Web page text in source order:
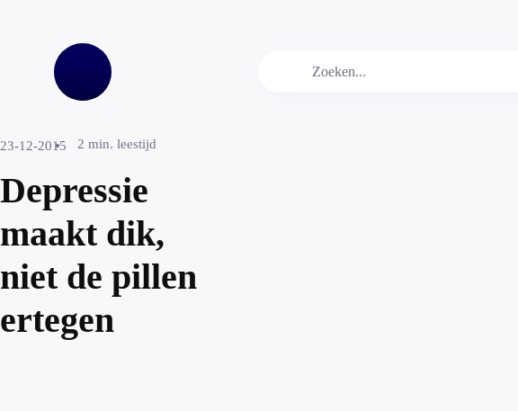
23-12-2015 2 min. leestijd
Depressie
maakt dik,
niet de pillen
ertegen